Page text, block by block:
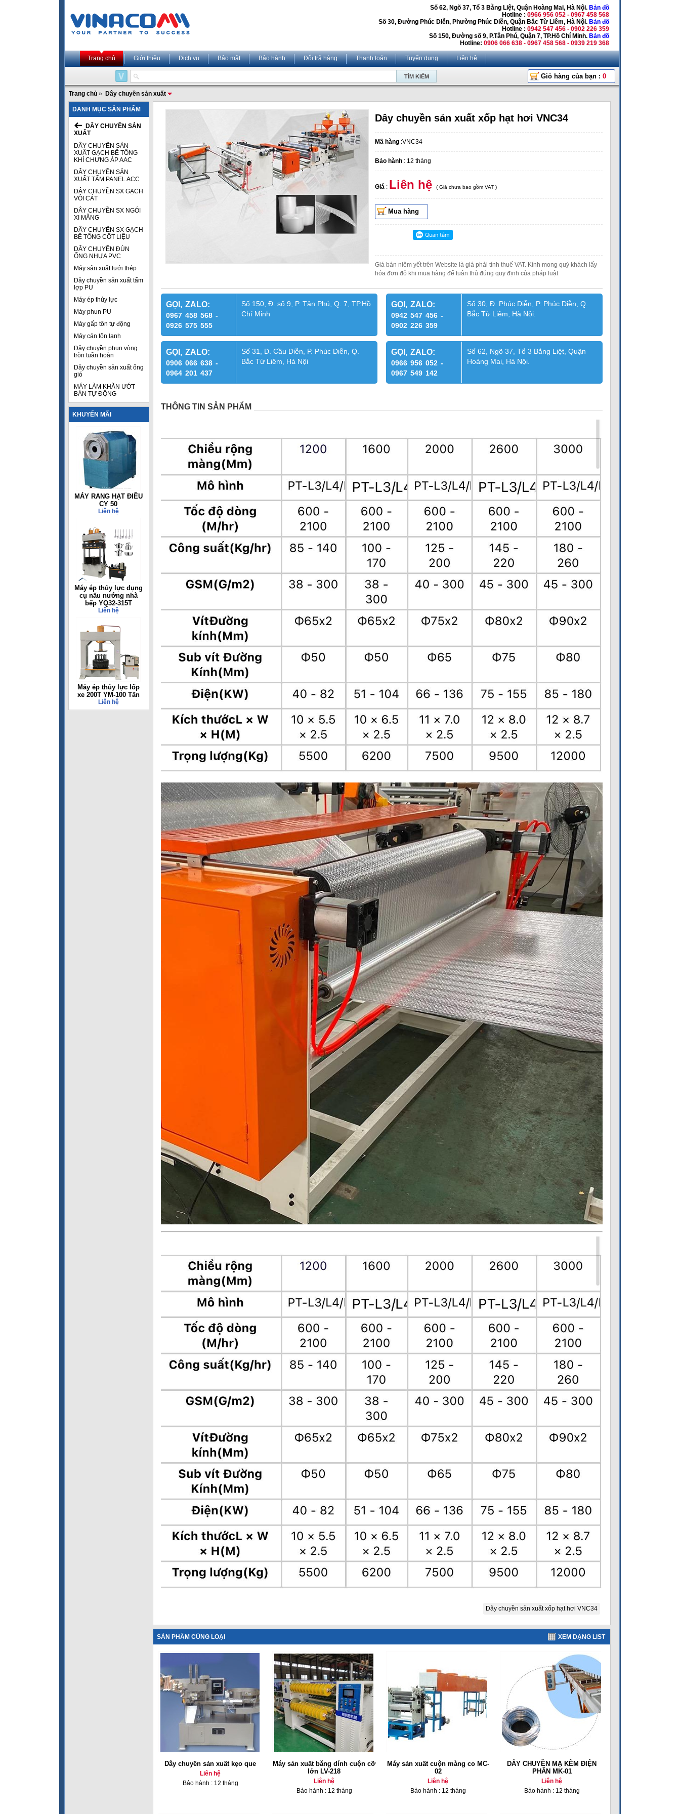
Số 62, Ngõ 37, Tổ 3 Bằng Liệt, Quận Hoàng Mai, Hà Nội. Bản đồ
Hotline : 0966 956 052 - 0967 458 568
Số 30, Đường Phúc Diễn, Phường Phúc Diễn, Quận Bắc Từ Liêm, Hà Nội. Bản đồ
Hotline : 0942 547 456 - 0902 226 359
Số 150, Đường số 9, P.Tân Phú, Quận 7, TP.Hồ Chí Minh. Bản đồ
Hotline: 0906 066 638 - 0967 458 568 - 0939 219 368
Trang chủ Giới thiệu Dịch vụ Bảo mật Bảo hành Đổi trả hàng Thanh toán Tuyển dụng Liên hệ
Giỏ hàng của bạn : 0
Trang chủ » Dây chuyền sản xuất
DANH MỤC SẢN PHẨM
DÂY CHUYỀN SẢN
XUẤT
DÂY CHUYỀN SẢN
XUẤT GẠCH BÊ TÔNG
KHÍ CHƯNG ÁP AAC
DÂY CHUYỀN SẢN
XUẤT TẤM PANEL ACC
DÂY CHUYỀN SX GẠCH
VÔI CÁT
DÂY CHUYỀN SX NGÓI
XI MĂNG
DÂY CHUYỀN SX GẠCH
BÊ TÔNG CỐT LIỆU
DÂY CHUYỀN ĐÙN
ỐNG NHỰA PVC
Máy sản xuất lưới thép
Dây chuyền sản xuất tấm
lợp PU
Máy ép thủy lực
Máy phun PU
Máy gấp tôn tự động
Máy cán tôn lạnh
Dây chuyền phun vòng
tròn tuần hoàn
Dây chuyền sản xuất ống
gió
MÁY LÀM KHĂN ƯỚT
BÁN TỰ ĐỘNG
KHUYẾN MÃI
MÁY RANG HẠT ĐIỀU
CY 50
Liên hệ
Máy ép thủy lực dụng
cụ nấu nướng nhà
bếp YQ32-315T
Liên hệ
Máy ép thủy lực lốp
xe 200T YM-100 Tấn
Liên hệ
Dây chuyền sản xuất xốp hạt hơi VNC34
Mã hàng :VNC34
Bảo hành : 12 tháng
Giá : Liên hệ ( Giá chưa bao gồm VAT )
Mua hàng
Giá bán niêm yết trên Website là giá phải tính thuế VAT. Kính mong quý khách lấy
hóa đơn đỏ khi mua hàng để tuân thủ đúng quy định của pháp luật
GỌI, ZALO:
0967 458 568 -
0926 575 555
Số 150, Đ. số 9, P. Tân Phú, Q. 7, TP.Hồ
Chí Minh
GỌI, ZALO:
0942 547 456 -
0902 226 359
Số 30, Đ. Phúc Diễn, P. Phúc Diễn, Q.
Bắc Từ Liêm, Hà Nội.
GỌI, ZALO:
0906 066 638 -
0964 201 437
Số 31, Đ. Cầu Diễn, P. Phúc Diễn, Q.
Bắc Từ Liêm, Hà Nội
GỌI, ZALO:
0966 956 052 -
0967 549 142
Số 62, Ngõ 37, Tổ 3 Bằng Liệt, Quận
Hoàng Mai, Hà Nội.
THÔNG TIN SẢN PHẨM
Dây chuyền sản xuất xốp hạt hơi VNC34
SẢN PHẨM CÙNG LOẠI XEM DẠNG LIST
Dây chuyền sản xuất kẹo que
Liên hệ
Bảo hành : 12 tháng
Máy sản xuất băng dính cuộn cỡ
lớn LV-218
Liên hệ
Bảo hành : 12 tháng
Máy sản xuất cuộn màng co MC-
02
Liên hệ
Bảo hành : 12 tháng
DÂY CHUYỀN MẠ KẼM ĐIỆN
PHÂN MK-01
Liên hệ
Bảo hành : 12 tháng